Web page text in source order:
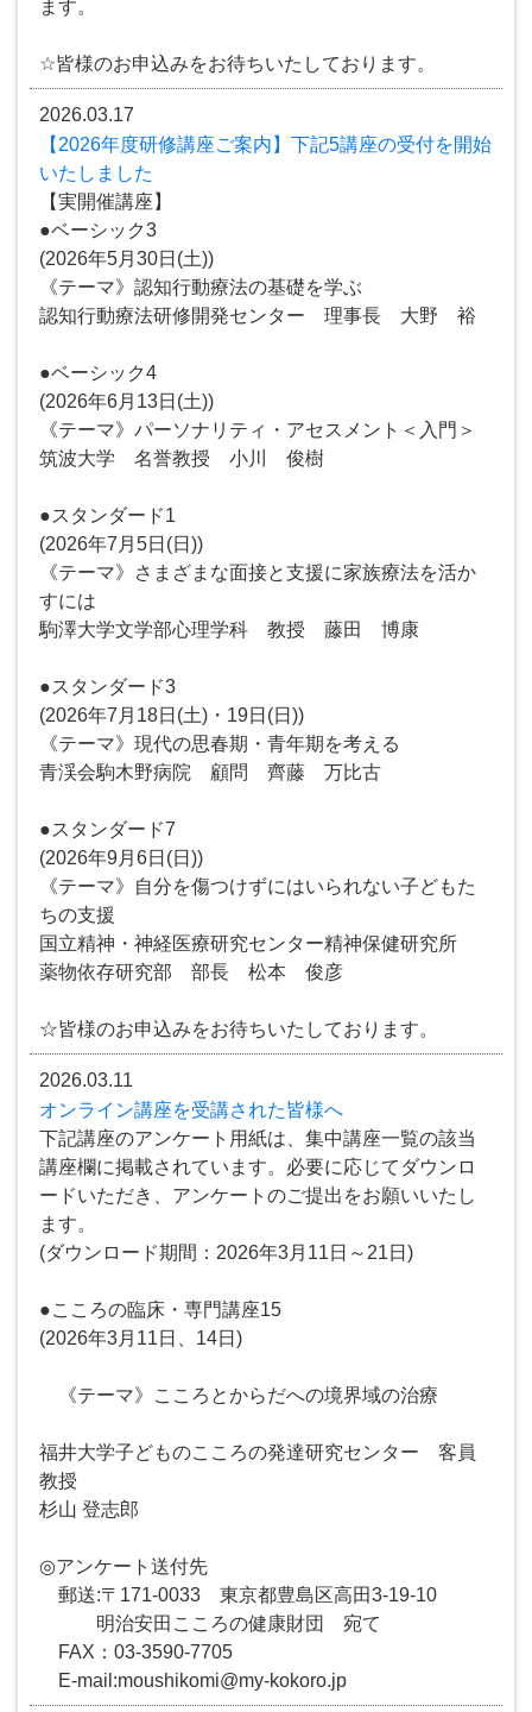
ます。
☆皆様のお申込みをお待ちいたしております。
2026.03.17
【2026年度研修講座ご案内】下記5講座の受付を開始
いたしました
【実開催講座】
●ベーシック3
(2026年5月30日(土))
《テーマ》認知行動療法の基礎を学ぶ
認知行動療法研修開発センター 理事長 大野 裕
●ベーシック4
(2026年6月13日(土))
《テーマ》パーソナリティ・アセスメント＜入門＞
筑波大学 名誉教授 小川 俊樹
●スタンダード1
(2026年7月5日(日))
《テーマ》さまざまな面接と支援に家族療法を活か
すには
駒澤大学文学部心理学科 教授 藤田 博康
●スタンダード3
(2026年7月18日(土)・19日(日))
《テーマ》現代の思春期・青年期を考える
青渓会駒木野病院 顧問 齊藤 万比古
●スタンダード7
(2026年9月6日(日))
《テーマ》自分を傷つけずにはいられない子どもた
ちの支援
国立精神・神経医療研究センター精神保健研究所
薬物依存研究部 部長 松本 俊彦
☆皆様のお申込みをお待ちいたしております。
2026.03.11
オンライン講座を受講された皆様へ
下記講座のアンケート用紙は、集中講座一覧の該当
講座欄に掲載されています。必要に応じてダウンロ
ードいただき、アンケートのご提出をお願いいたし
ます。
(ダウンロード期間：2026年3月11日～21日)
●こころの臨床・専門講座15
(2026年3月11日、14日)
《テーマ》こころとからだへの境界域の治療
福井大学子どものこころの発達研究センター 客員
教授
杉山 登志郎
◎アンケート送付先
郵送:〒171-0033 東京都豊島区高田3-19-10
明治安田こころの健康財団 宛て
FAX：03-3590-7705
E-mail:moushikomi@my-kokoro.jp